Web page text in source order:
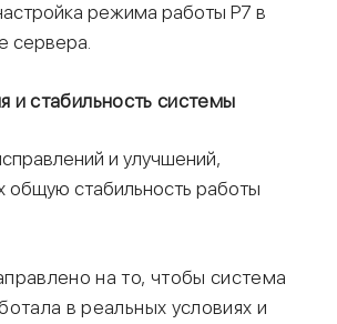
режима работы P7 в
сервера.
и стабильность системы
и улучшений,
стабильность работы
на то, чтобы система
в реальных условиях и